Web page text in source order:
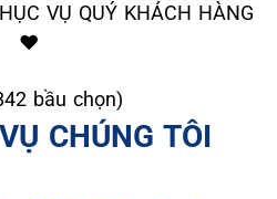
VỤ QUÝ KHÁCH HÀNG
❤️
bầu chọn)
CHÚNG TÔI